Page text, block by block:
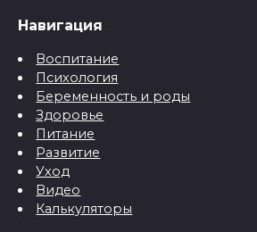
Навигация
Воспитание
Психология
Беременность и роды
Здоровье
Питание
Развитие
Уход
Видео
Калькуляторы